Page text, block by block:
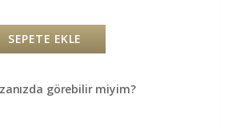
SEPETE EKLE
görebilir miyim?